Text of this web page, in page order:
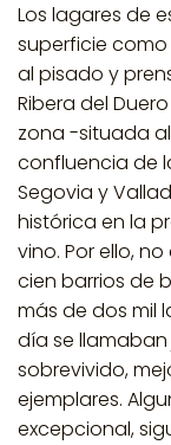
Los lagares de
superficie
al pisado y
Ribera del Duero
zona -situada
confluencia de
Segovia y
histórica en la
vino. Por ello,
cien barrios de
más de dos mil
día se llamaban
sobrevivido,
ejemplares.
excepcional,